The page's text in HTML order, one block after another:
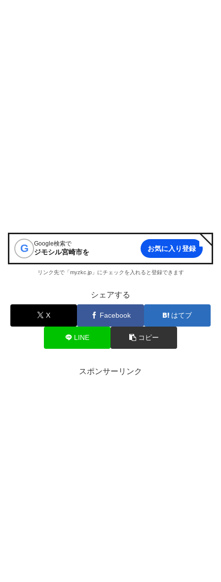
G Google検索で
ジモシル宮崎市を お気に入り登録
リンク先で「myzkc.jp」にチェックを入れると登録できます
シェアする
X Facebook はてブ
LINE コピー
スポンサーリンク